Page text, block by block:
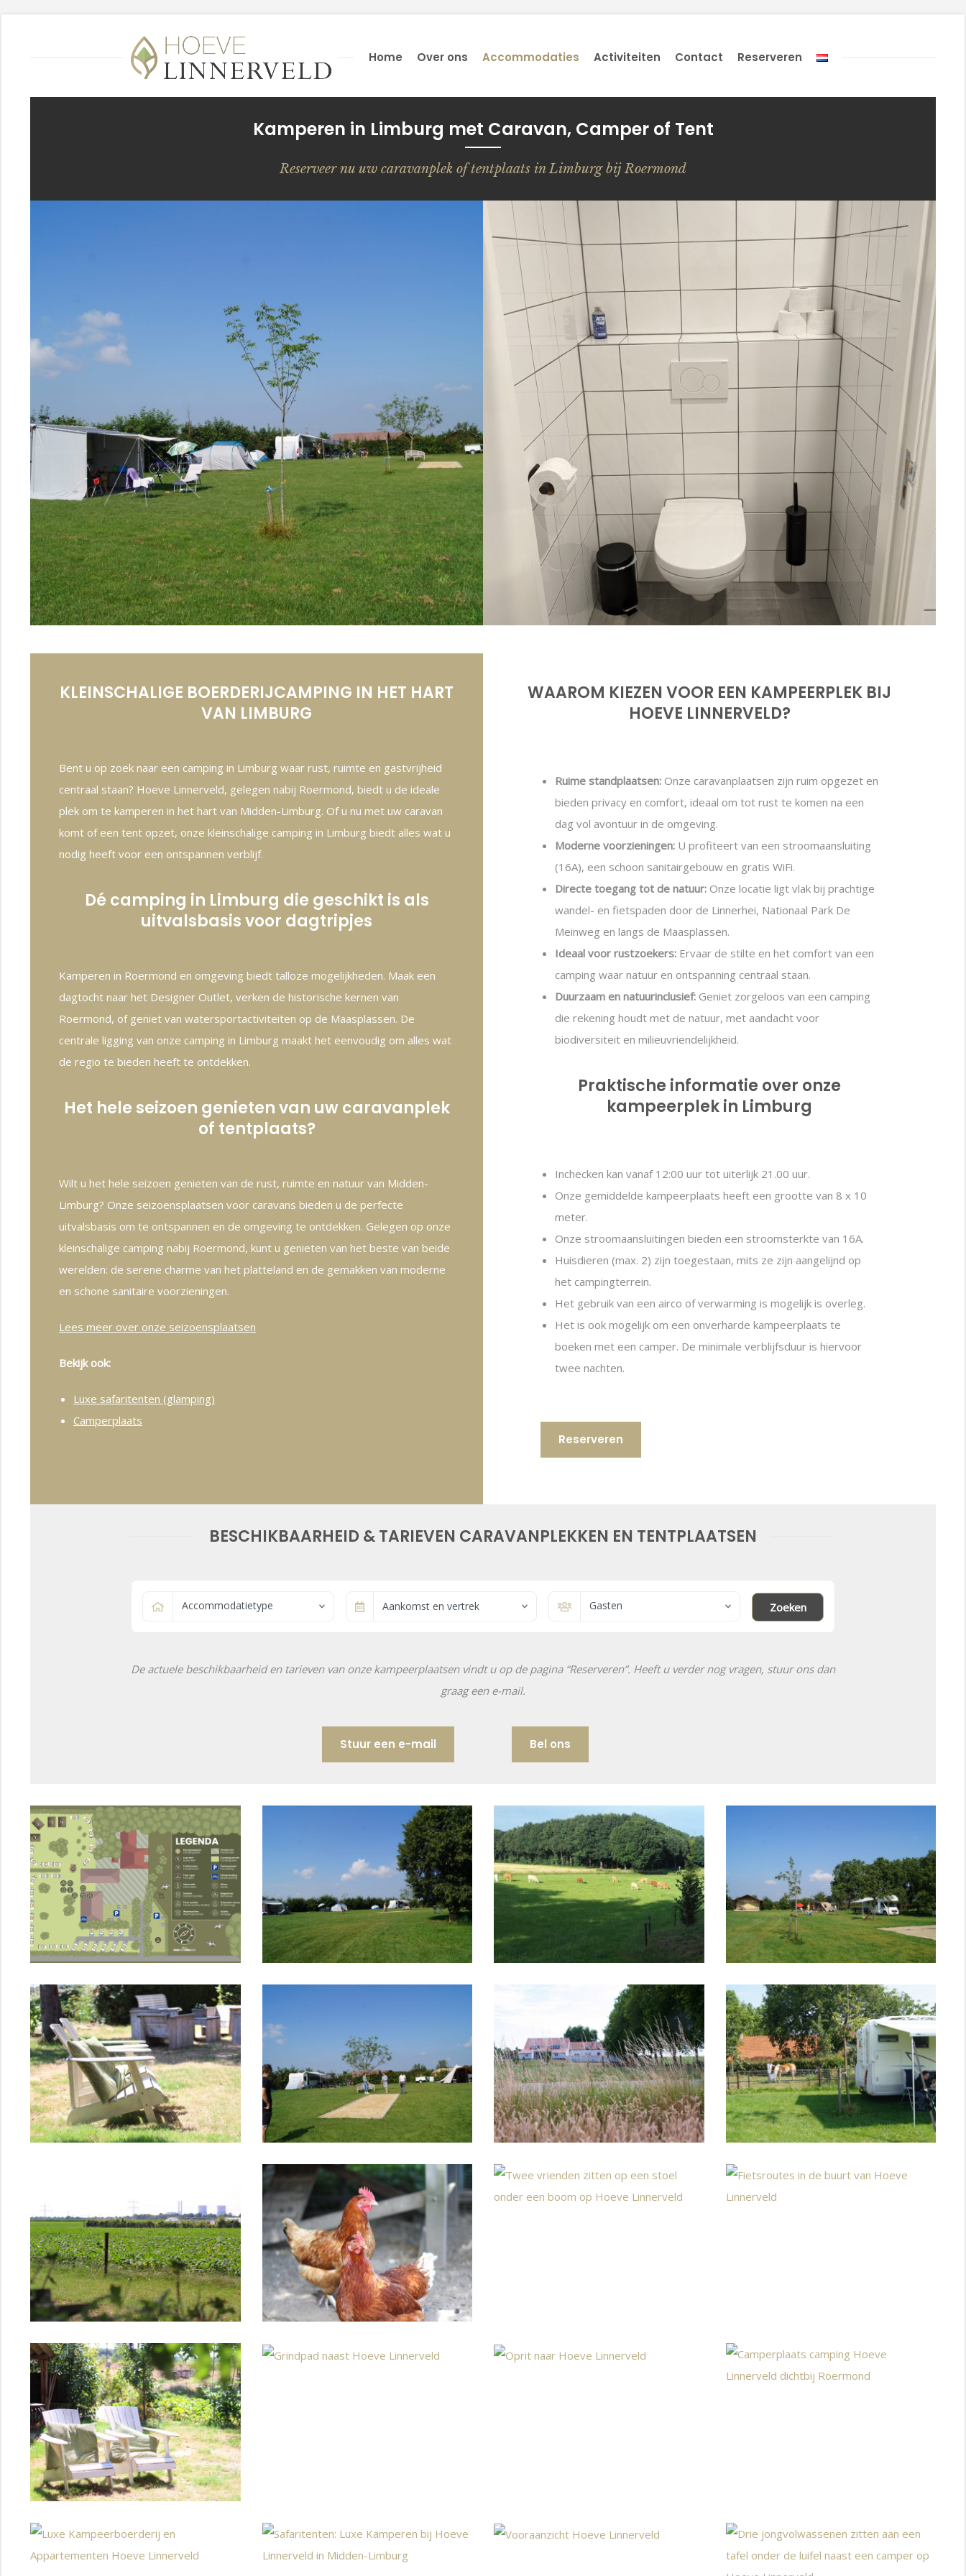
Home Over ons Accommodaties Activiteiten Contact Reserveren
Kamperen in Limburg met Caravan, Camper of Tent
Reserveer nu uw caravanplek of tentplaats in Limburg bij Roermond
KLEINSCHALIGE BOERDERIJCAMPING IN HET HART
VAN LIMBURG
Bent u op zoek naar een camping in Limburg waar rust, ruimte en gastvrijheid
centraal staan? Hoeve Linnerveld, gelegen nabij Roermond, biedt u de ideale
plek om te kamperen in het hart van Midden-Limburg. Of u nu met uw caravan
komt of een tent opzet, onze kleinschalige camping in Limburg biedt alles wat u
nodig heeft voor een ontspannen verblijf.
Dé camping in Limburg die geschikt is als
uitvalsbasis voor dagtripjes
Kamperen in Roermond en omgeving biedt talloze mogelijkheden. Maak een
dagtocht naar het Designer Outlet, verken de historische kernen van
Roermond, of geniet van watersportactiviteiten op de Maasplassen. De
centrale ligging van onze camping in Limburg maakt het eenvoudig om alles wat
de regio te bieden heeft te ontdekken.
Het hele seizoen genieten van uw caravanplek
of tentplaats?
Wilt u het hele seizoen genieten van de rust, ruimte en natuur van Midden-
Limburg? Onze seizoensplaatsen voor caravans bieden u de perfecte
uitvalsbasis om te ontspannen en de omgeving te ontdekken. Gelegen op onze
kleinschalige camping nabij Roermond, kunt u genieten van het beste van beide
werelden: de serene charme van het platteland en de gemakken van moderne
en schone sanitaire voorzieningen.
Lees meer over onze seizoensplaatsen
Bekijk ook:
Luxe safaritenten (glamping)
Camperplaats
WAAROM KIEZEN VOOR EEN KAMPEERPLEK BIJ
HOEVE LINNERVELD?
Ruime standplaatsen: Onze caravanplaatsen zijn ruim opgezet en
bieden privacy en comfort, ideaal om tot rust te komen na een
dag vol avontuur in de omgeving.
Moderne voorzieningen: U profiteert van een stroomaansluiting
(16A), een schoon sanitairgebouw en gratis WiFi.
Directe toegang tot de natuur: Onze locatie ligt vlak bij prachtige
wandel- en fietspaden door de Linnerhei, Nationaal Park De
Meinweg en langs de Maasplassen.
Ideaal voor rustzoekers: Ervaar de stilte en het comfort van een
camping waar natuur en ontspanning centraal staan.
Duurzaam en natuurinclusief: Geniet zorgeloos van een camping
die rekening houdt met de natuur, met aandacht voor
biodiversiteit en milieuvriendelijkheid.
Praktische informatie over onze
kampeerplek in Limburg
Inchecken kan vanaf 12:00 uur tot uiterlijk 21.00 uur.
Onze gemiddelde kampeerplaats heeft een grootte van 8 x 10
meter.
Onze stroomaansluitingen bieden een stroomsterkte van 16A.
Huisdieren (max. 2) zijn toegestaan, mits ze zijn aangelijnd op
het campingterrein.
Het gebruik van een airco of verwarming is mogelijk is overleg.
Het is ook mogelijk om een onverharde kampeerplaats te
boeken met een camper. De minimale verblijfsduur is hiervoor
twee nachten.
Reserveren
BESCHIKBAARHEID & TARIEVEN CARAVANPLEKKEN EN TENTPLAATSEN
Accommodatietype Aankomst en vertrek Gasten Zoeken
De actuele beschikbaarheid en tarieven van onze kampeerplaatsen vindt u op de pagina “Reserveren”. Heeft u verder nog vragen, stuur ons dan
graag een e-mail.
Stuur een e-mail Bel ons